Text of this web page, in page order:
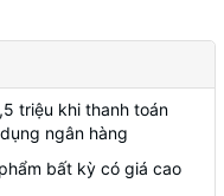
triệu khi thanh toán
ngân hàng
bất kỳ có giá cao